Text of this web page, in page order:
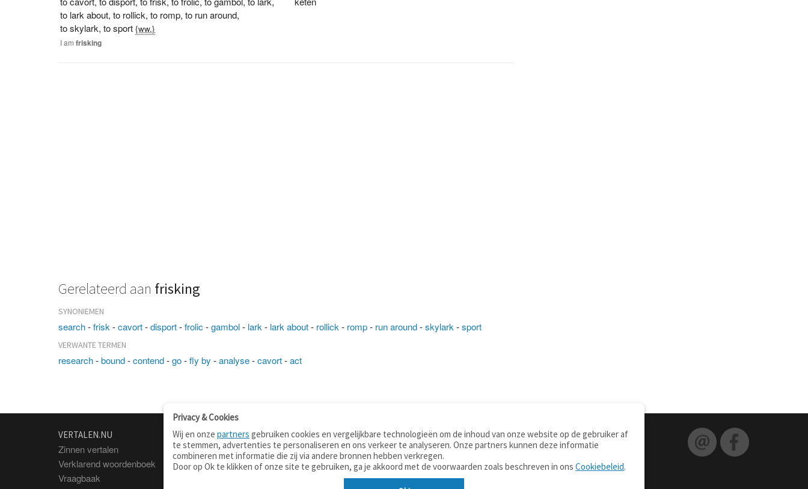
to lark about,to rollick,to romp,to run around,
to skylark,to sport {ww.}
Iamfrisking
Gerelateerd aan frisking
SYNONIEMEN
search-frisk -cavort-disport-frolic -gambol- lark - lark about- rollick - romp- run around-skylark -sport
VERWANTE TERMEN
research-bound-contend-go-fly by -analyse-cavort-act
VERTALEN.NU
Zinnen vertalen
Verklarend woordenboek
Vraagbaak
OVER
Over deze site
Contact
TOOLS
Apps
Mobiel
Tools & widgets
WOORDENBOEKEN
Nederlands - Engels
Nederlands - Duits
Nederlands - Spaans
Privacy & Cookies
Wij en onze partners gebruiken cookies en vergelijkbare technologieën om de inhoud van onze website op de gebruiker af
te stemmen, advertenties te personaliseren en ons verkeer te analyseren. Onze partners kunnen deze informatie
combineren met informatie die zij via andere bronnen hebben verkregen.
Door op Ok te klikken of onze site te gebruiken, ga je akkoord met de voorwaarden zoals beschreven in ons Cookiebeleid.